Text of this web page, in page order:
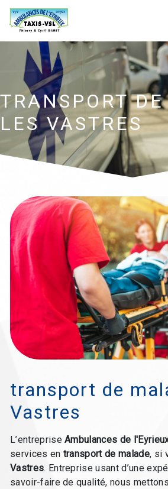
TRANSPORT
LES VASTRES
transport de
Vastres
L’entrepriseAmbulances de
services en transport de malade, si
Vastres. Entreprise usant d’une
savoir-faire de qualité, nous
Panneau de gestion des cookies